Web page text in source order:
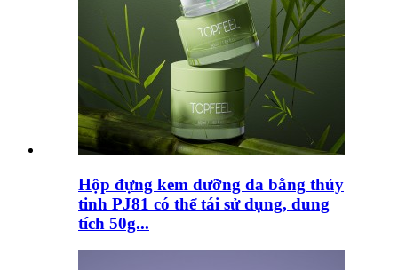
Hộp đựng kem dưỡng da bằng thủy
tinh PJ81 có thể tái sử dụng, dung
tích 50g...